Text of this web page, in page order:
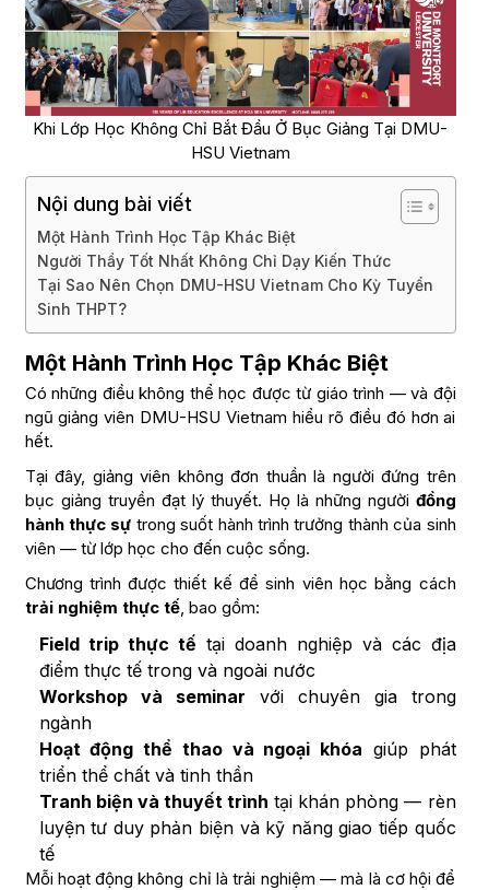
Khi Lớp Học Không Chỉ Bắt Đầu Ở Bục Giảng Tại DMU-
HSU Vietnam
Nội dung bài viết
Một Hành Trình Học Tập Khác Biệt
Người Thầy Tốt Nhất Không Chỉ Dạy Kiến Thức
Tại Sao Nên Chọn DMU-HSU Vietnam Cho Kỳ Tuyển
Sinh THPT?
Một Hành Trình Học Tập Khác Biệt
Có những điều không thể học được từ giáo trình — và đội
ngũ giảng viên DMU-HSU Vietnam hiểu rõ điều đó hơn ai
hết.
Tại đây, giảng viên không đơn thuần là người đứng trên
bục giảng truyền đạt lý thuyết. Họ là những người đồng
hành thực sự trong suốt hành trình trưởng thành của sinh
viên — từ lớp học cho đến cuộc sống.
Chương trình được thiết kế để sinh viên học bằng cách
trải nghiệm thực tế, bao gồm:
Field trip thực tế tại doanh nghiệp và các địa
điểm thực tế trong và ngoài nước
Workshop và seminar với chuyên gia trong
ngành
Hoạt động thể thao và ngoại khóa giúp phát
triển thể chất và tinh thần
Tranh biện và thuyết trình tại khán phòng — rèn
luyện tư duy phản biện và kỹ năng giao tiếp quốc
tế
Mỗi hoạt động không chỉ là trải nghiệm — mà là cơ hội để